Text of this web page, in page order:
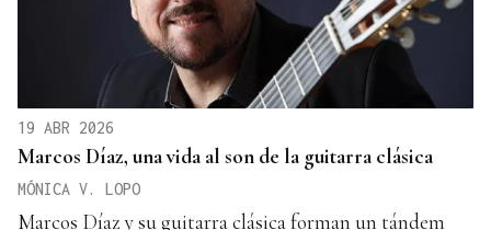
19 ABR 2026
Marcos Díaz, una vida al son de la guitarra clásica
MÓNICA V. LOPO
Marcos Díaz y su guitarra clásica forman un tándem